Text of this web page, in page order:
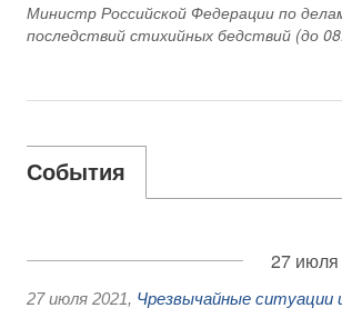
Министр Российской Федерации по
последствий стихийных бедствий (до
События
27 июля
27 июля 2021, Чрезвычайные ситуации